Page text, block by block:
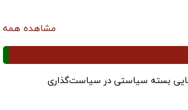
مشاهده همه
بسته سیاستی در سیاست‌گذاری